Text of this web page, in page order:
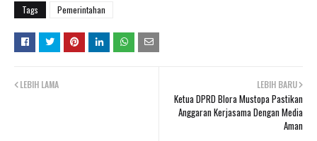
Tags Pemerintahan
LEBIH BARU
Ketua DPRD Blora Mustopa Pastikan
Anggaran Kerjasama Dengan Media
Aman
LEBIH LAMA